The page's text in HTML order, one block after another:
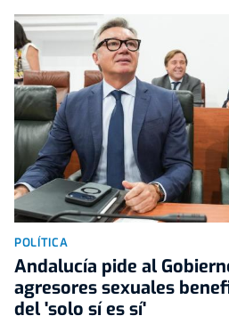
POLÍTICA
Andalucía pide al
agresores sexuales
del 'solo sí es sí'